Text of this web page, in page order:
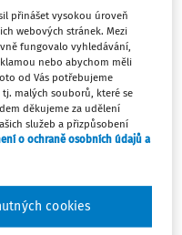
vzdělávání
rekreační nebo
přípravy na
rekreační nebo
činností,
přinášet vysokou úroveň
webových stránek. Mezi
fungovalo vyhledávání,
nebo abychom měli
od Vás potřebujeme
malých souborů, které se
děkujeme za udělení
služeb a přizpůsobení
o ochraně osobních údajů a
cookies